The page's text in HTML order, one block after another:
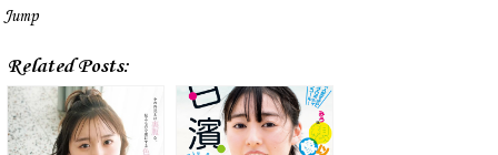
Jump
Related Posts: